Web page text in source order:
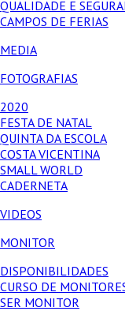
QUALIDADE E
CAMPOS DE FERIAS
MEDIA
FOTOGRAFIAS
2020
FESTA DE NATAL
QUINTA DA ESCOLA
COSTA VICENTINA
SMALL WORLD
CADERNETA
VIDEOS
MONITOR
DISPONIBILIDADES
CURSO DE
SER MONITOR